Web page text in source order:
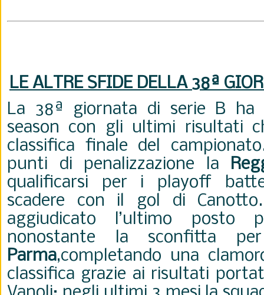
LE ALTRE SFIDE DELLA 38ª
La 38ª giornata di serie B ha
season con gli ultimi risultati
classifica finale del
punti di penalizzazione la
qualificarsi per i playoff
scadere con il gol di
aggiudicato l’ultimo posto
nonostante la sconfitta
Parma,completando una
classifica grazie ai risultati